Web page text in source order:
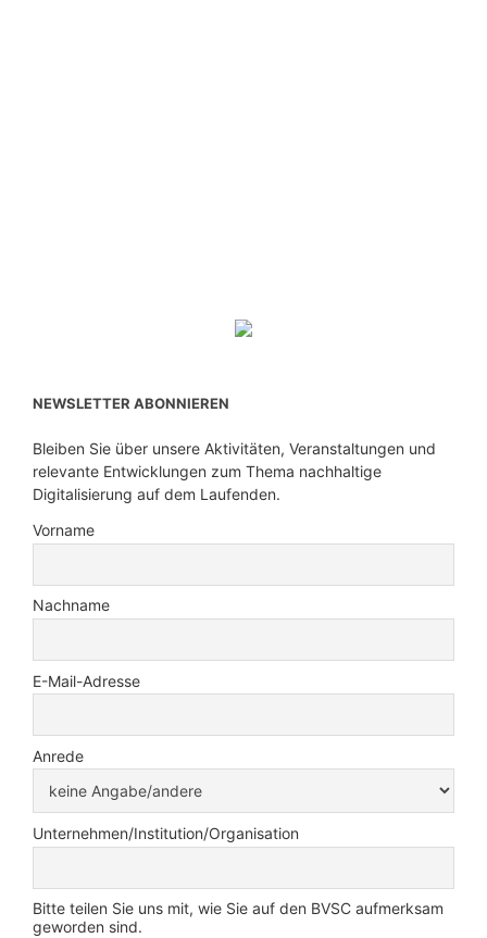
NEWSLETTER ABONNIEREN
Bleiben Sie über unsere Aktivitäten, Veranstaltungen und
relevante Entwicklungen zum Thema nachhaltige
Digitalisierung auf dem Laufenden.
Vorname
Nachname
E-Mail-Adresse
Anrede
Unternehmen/Institution/Organisation
Bitte teilen Sie uns mit, wie Sie auf den BVSC aufmerksam
geworden sind.